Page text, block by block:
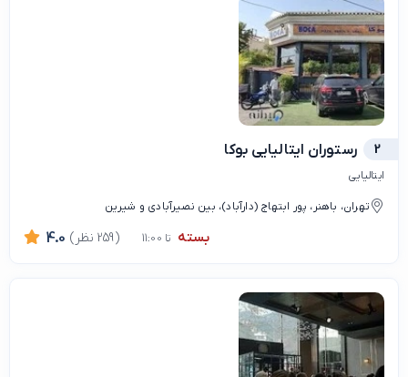
2 رستوران ایتالیایی بوکا
ایتالیایی
تهران، باهنر، پور ابتهاج (دارآباد)، بین نصیرآبادی و شیرین
بسته تا 11:00 4.0 (259 نظر)